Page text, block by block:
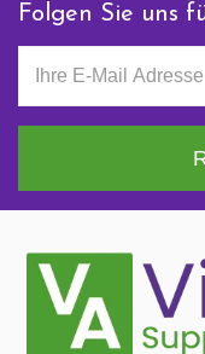
Folgen Sie uns